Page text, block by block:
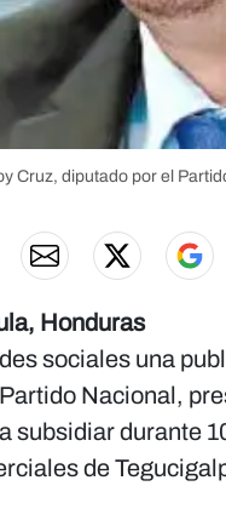
Cruz, diputado por el
Honduras
sociales una
Nacional,
subsidiar durante
de